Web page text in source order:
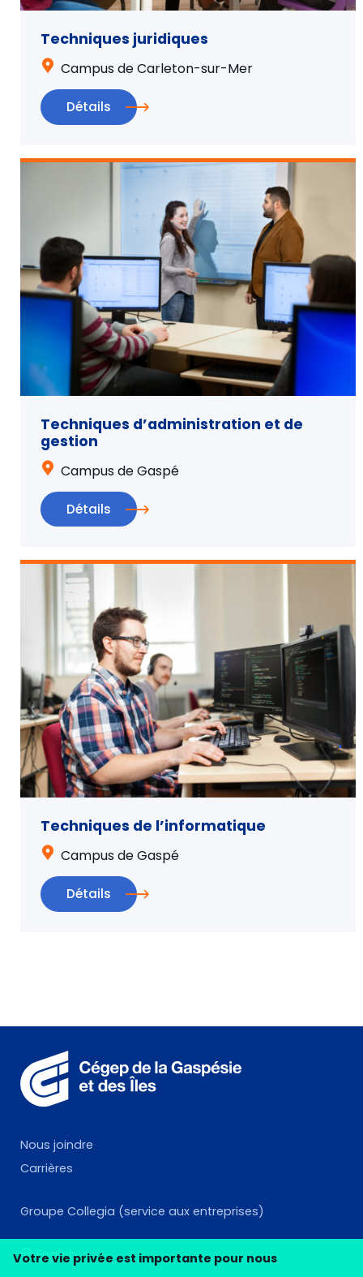
Techniques juridiques
Campus de Carleton-sur-Mer
Détails
Techniques d’administration et de
gestion
Campus de Gaspé
Détails
Techniques de l’informatique
Campus de Gaspé
Détails
Nous joindre
Carrières
Groupe Collegia (service aux entreprises)
English
Votre vie privée est importante pour nous